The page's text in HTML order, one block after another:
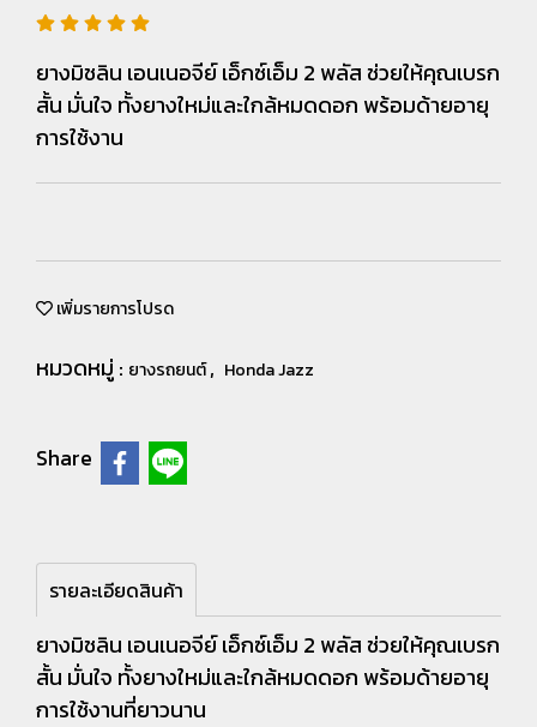
ยางมิชลิน เอนเนอจีย์ เอ็กซ์เอ็ม 2 พลัส ช่วยให้คุณเบรก
สั้น มั่นใจ ทั้งยางใหม่และใกล้หมดดอก พร้อมด้ายอายุ
การใช้งาน
เพิ่มรายการโปรด
หมวดหมู่ : ยางรถยนต์, Honda Jazz
Share
รายละเอียดสินค้า
ยางมิชลิน เอนเนอจีย์ เอ็กซ์เอ็ม 2 พลัส ช่วยให้คุณเบรก
สั้น มั่นใจ ทั้งยางใหม่และใกล้หมดดอก พร้อมด้ายอายุ
การใช้งานที่ยาวนาน